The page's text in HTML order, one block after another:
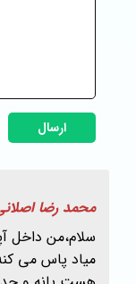
ارسال
محمد رضا
سلام،من داخل
میاد پاس می